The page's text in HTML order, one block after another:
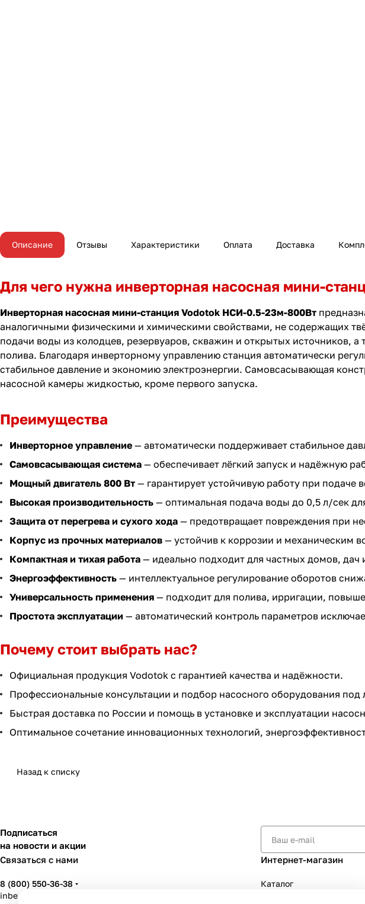
Описание Отзывы Характеристики Оплата Доставка
Для чего нужна инверторная насосная мини-
Инверторная насосная мини-станция Vodotok НСИ-0.5-23м-800Вт
аналогичными физическими и химическими свойствами, не содержащих
подачи воды из колодцев, резервуаров, скважин и открытых источников,
полива. Благодаря инверторному управлению станция автоматически
стабильное давление и экономию электроэнергии. Самовсасывающая
насосной камеры жидкостью, кроме первого запуска.
Преимущества
Инверторное управление — автоматически поддерживает стабильное
Самовсасывающая система — обеспечивает лёгкий запуск и надёжную
Мощный двигатель 800 Вт — гарантирует устойчивую работу при подаче
Высокая производительность — оптимальная подача воды до 0,5 л/сек
Защита от перегрева и сухого хода — предотвращает повреждения при
Корпус из прочных материалов — устойчив к коррозии и механическим
Компактная и тихая работа — идеально подходит для частных домов,
Энергоэффективность — интеллектуальное регулирование оборотов
Универсальность применения — подходит для полива, ирригации,
Простота эксплуатации — автоматический контроль параметров
Почему стоит выбрать нас?
Официальная продукция Vodotok с гарантией качества и надёжности.
Профессиональные консультации и подбор насосного оборудования под
Быстрая доставка по России и помощь в установке и эксплуатации
Оптимальное сочетание инновационных технологий,
Назад к списку
Подписаться
на новости и акции
Связаться с нами
8 (800) 550-36-38
inbenzo35@list.ru
Интернет-магазин
Каталог